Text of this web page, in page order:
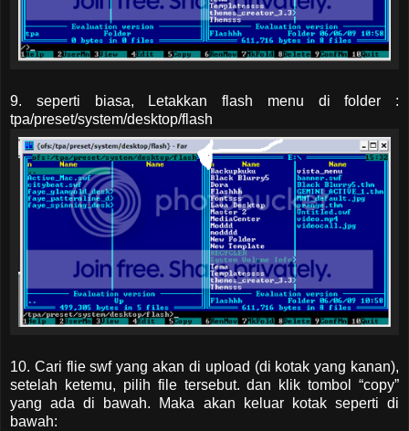
9. seperti biasa, Letakkan flash menu di folder :
tpa/preset/system/desktop/flash
10. Cari flie swf yang akan di upload (di kotak yang kanan),
setelah ketemu, pilih file tersebut. dan klik tombol “copy”
yang ada di bawah. Maka akan keluar kotak seperti di
bawah: